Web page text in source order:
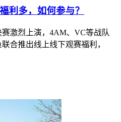
利多，如何参与？
激烈上演，4AM、VC等战队
合推出线上线下观赛福利，